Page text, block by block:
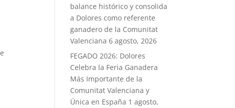
balance histórico y consolida
a Dolores como referente
ganadero de la Comunitat
Valenciana 6 agosto, 2026
FEGADO 2026: Dolores
Celebra la Feria Ganadera
Más Importante de la
Comunitat Valenciana y
Única en España 1 agosto,